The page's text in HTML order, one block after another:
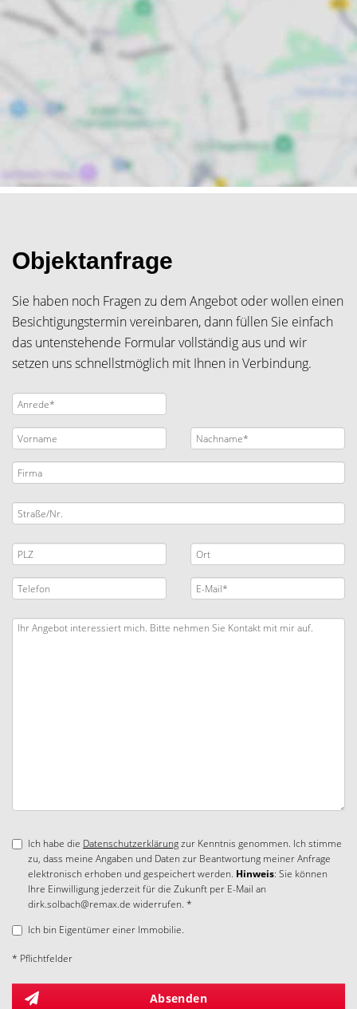
Objektanfrage
Sie haben noch Fragen zu dem Angebot oder wollen einen
Besichtigungstermin vereinbaren, dann füllen Sie einfach
das untenstehende Formular vollständig aus und wir
setzen uns schnellstmöglich mit Ihnen in Verbindung.
Ich habe die Datenschutzerklärungzur Kenntnis genommen. Ich stimme
zu, dass meine Angaben und Daten zur Beantwortung meiner Anfrage
elektronisch erhoben und gespeichert werden. Hinweis: Sie können
Ihre Einwilligung jederzeit für die Zukunft per E-Mail an
dirk.solbach@remax.de widerrufen. *
Ich bin Eigentümer einer Immobilie.
* Pflichtfelder
Absenden